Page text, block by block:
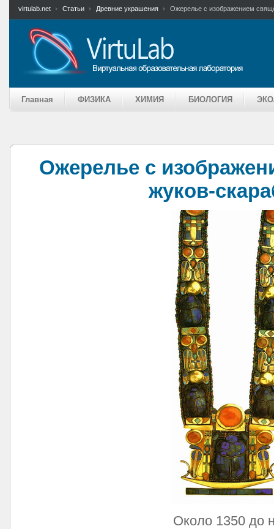
virtulab.net Статьи Древние украшения Ожерелье с изображением
Главная ФИЗИКА ХИМИЯ БИОЛОГИЯ
Ожерелье с
жуков-
Около 1350 до